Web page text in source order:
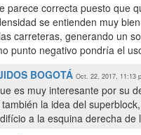
parece correcta puesto que
se entienden muy
carreteras, generando un
punto negativo pondría el
BOGOTÁ Oct. 22, 2017, 11:13
es muy interesante por su
la idea del
a la esquina derecha